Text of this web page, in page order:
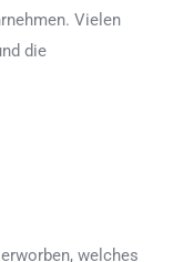
Vielen
die
welches